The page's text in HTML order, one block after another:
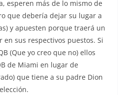
esperen más de lo mismo de
que debería dejar su lugar a
y apuesten porque traerá un
sus respectivos puestos. Si
(Que yo creo que no) ellos
de Miami en lugar de
que tiene a su padre Dion